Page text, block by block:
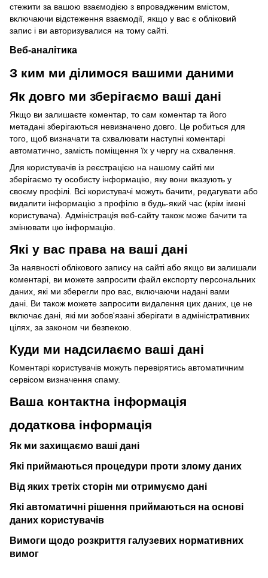
стежити за вашою взаємодією з впровадженим вмістом,
включаючи відстеження взаємодії, якщо у вас є обліковий
запис і ви авторизувалися на тому сайті.
Веб-аналітика
З ким ми ділимося вашими даними
Як довго ми зберігаємо ваші дані
Якщо ви залишаєте коментар, то сам коментар та його
метадані зберігаються невизначено довго. Це робиться для
того, щоб визначати та схвалювати наступні коментарі
автоматично, замість поміщення їх у чергу на схвалення.
Для користувачів із реєстрацією на нашому сайті ми
зберігаємо ту особисту інформацію, яку вони вказують у
своєму профілі. Всі користувачі можуть бачити, редагувати або
видалити інформацію з профілю в будь-який час (крім імені
користувача). Адміністрація веб-сайту також може бачити та
змінювати цю інформацію.
Які у вас права на ваші дані
За наявності облікового запису на сайті або якщо ви залишали
коментарі, ви можете запросити файл експорту персональних
даних, які ми зберегли про вас, включаючи надані вами
дані. Ви також можете запросити видалення цих даних, це не
включає дані, які ми зобов'язані зберігати в адміністративних
цілях, за законом чи безпекою.
Куди ми надсилаємо ваші дані
Коментарі користувачів можуть перевірятись автоматичним
сервісом визначення спаму.
Ваша контактна інформація
додаткова інформація
Як ми захищаємо ваші дані
Які приймаються процедури проти злому даних
Від яких третіх сторін ми отримуємо дані
Які автоматичні рішення приймаються на основі
даних користувачів
Вимоги щодо розкриття галузевих нормативних
вимог